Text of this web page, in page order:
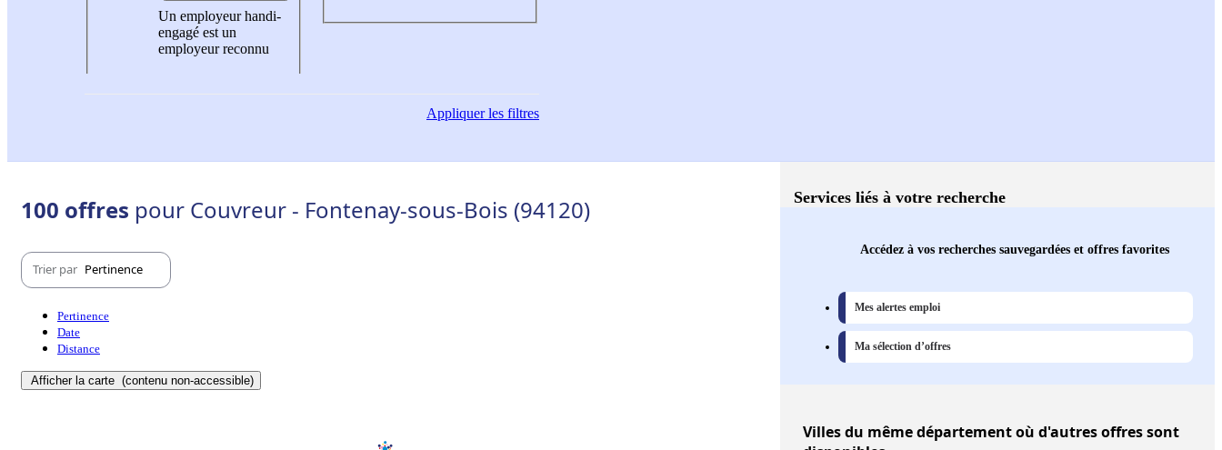
Un employeur handi-
engagé est un
employeur reconnu
Appliquerles filtres
100 offres pour Couvreur - Fontenay-sous-Bois (94120)
Trier par Pertinence
Pertinence
Date
Distance
Afficher la carte (contenu non-accessible)
Services liés à votre recherche
Accédez à vos recherches sauvegardées et offres favorites
Mes alertes emploi
Ma sélection d’offres
Villesdu même département où d'autres offres sont